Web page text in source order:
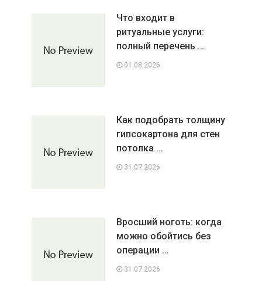
Что входит в
ритуальные услуги:
полный перечень …
01.08.2026
Как подобрать толщину
гипсокартона для стен
потолка …
31.07.2026
Вросший ноготь: когда
можно обойтись без
операции …
31.07.2026